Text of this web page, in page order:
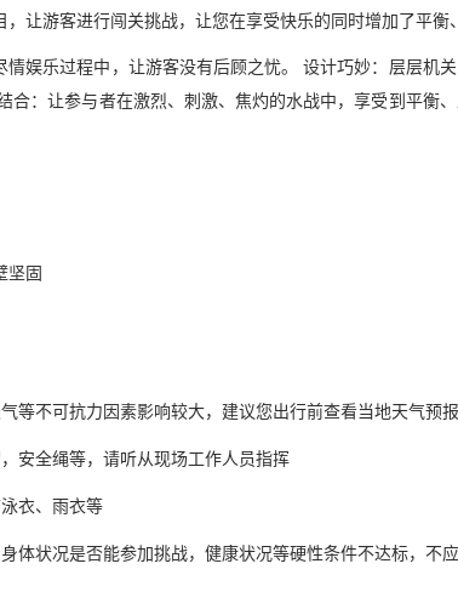
让游客进行闯关挑战，让您在享受快乐的同时增加了平衡
情娱乐过程中，让游客没有后顾之忧。 设计巧妙：层层机
合：让参与者在激烈、刺激、焦灼的水战中，享受到平衡
坚固
等不可抗力因素影响较大，建议您出行前查看当地天气预报
安全绳等，请听从现场工作人员指挥
衣、雨衣等
体状况是否能参加挑战，健康状况等硬性条件不达标，不